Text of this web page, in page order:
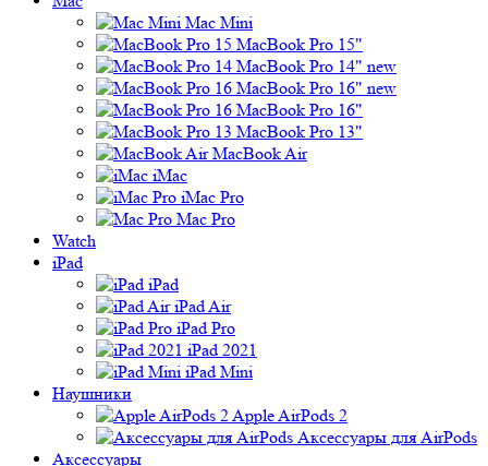
Mac Mini
MacBook Pro 15"
MacBook Pro 14" new
MacBook Pro 16" new
MacBook Pro 16"
MacBook Pro 13"
MacBook Air
iMac
iMac Pro
Mac Pro
Watch
iPad
iPad
iPad Air
iPad Pro
iPad 2021
iPad Mini
Наушники
Apple AirPods 2
Аксессуары для AirPods
Аксессуары